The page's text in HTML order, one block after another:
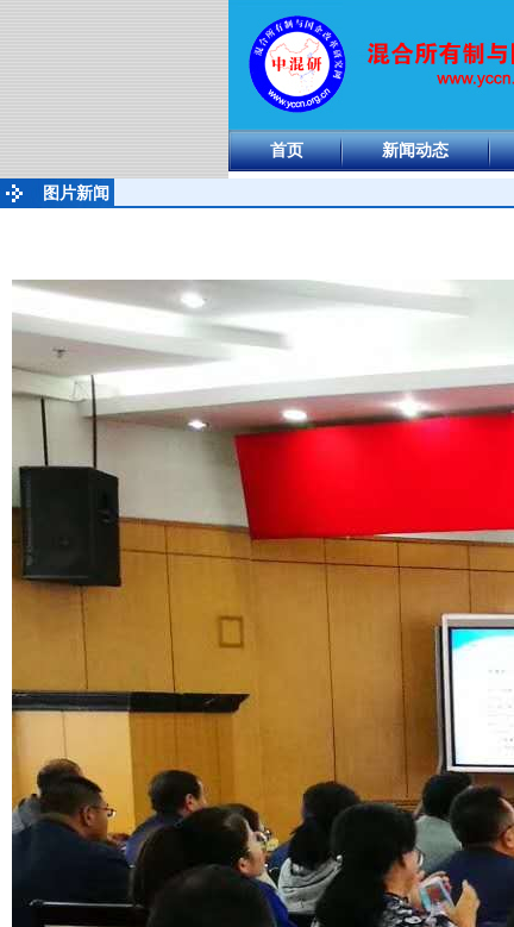
首页 新闻动态
图片新闻